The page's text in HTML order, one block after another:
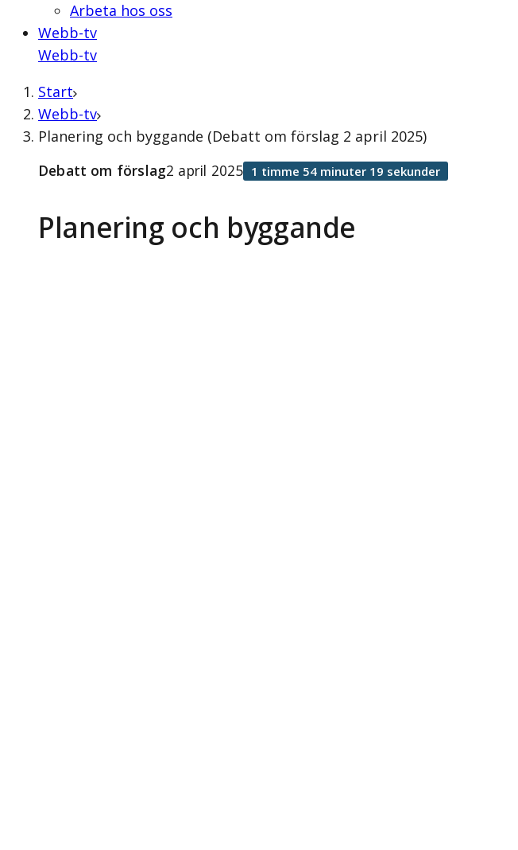
Arbeta hos oss
Webb-tv
Webb-tv
Start
Webb-tv
Planering och byggande (Debatt om förslag 2 april 2025)
Planering och byggande
Debatt om förslag2 april 2025 1 timme 54 minuter 19 sekunder